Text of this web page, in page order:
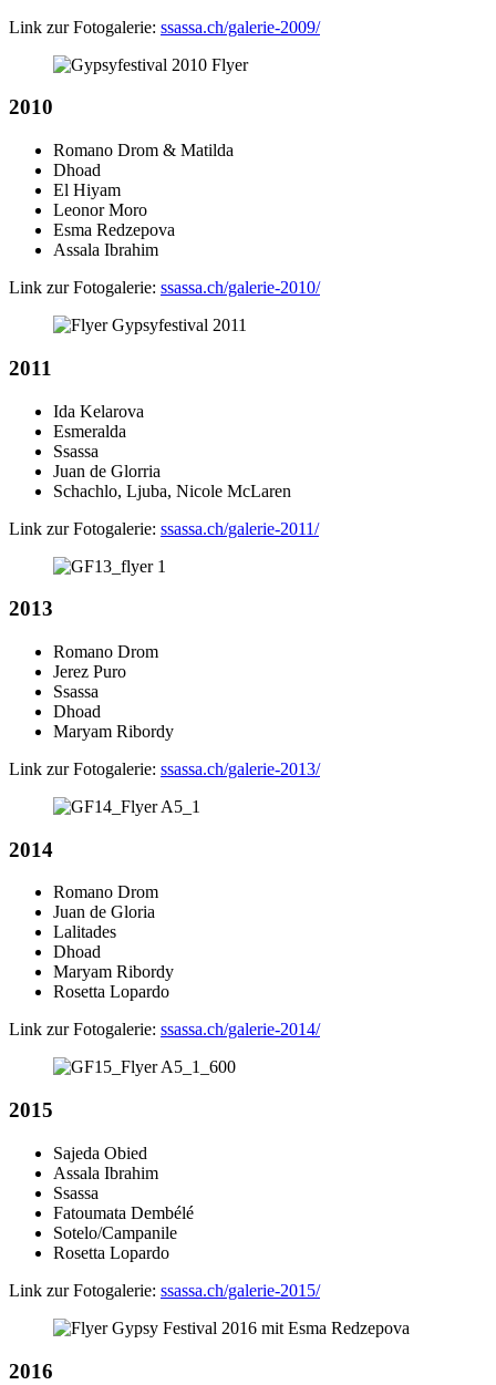
Link zur Fotogalerie: ssassa.ch/galerie-2009/
2010
Romano Drom & Matilda
Dhoad
El Hiyam
Leonor Moro
Esma Redzepova
Assala Ibrahim
Link zur Fotogalerie: ssassa.ch/galerie-2010/
2011
Ida Kelarova
Esmeralda
Ssassa
Juan de Glorria
Schachlo, Ljuba, Nicole McLaren
Link zur Fotogalerie: ssassa.ch/galerie-2011/
2013
Romano Drom
Jerez Puro
Ssassa
Dhoad
Maryam Ribordy
Link zur Fotogalerie: ssassa.ch/galerie-2013/
2014
Romano Drom
Juan de Gloria
Lalitades
Dhoad
Maryam Ribordy
Rosetta Lopardo
Link zur Fotogalerie: ssassa.ch/galerie-2014/
2015
Sajeda Obied
Assala Ibrahim
Ssassa
Fatoumata Dembélé
Sotelo/Campanile
Rosetta Lopardo
Link zur Fotogalerie: ssassa.ch/galerie-2015/
2016